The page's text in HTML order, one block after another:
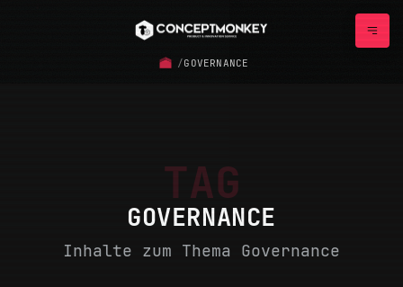
/GOVERNANCE
TAG
GOVERNANCE
Inhalte zum Thema Governance